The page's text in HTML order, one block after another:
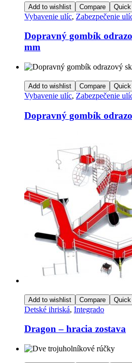
viacero
variantov.
Možnosti
si
môžete
stránke
Add to wishlist Compare
Vybavenie ulíc, Zabezpečenie
Dopravný gombík
mm
Add to wishlist Compare
Vybavenie ulíc, Zabezpečenie
Dopravný gombík
Add to wishlist Compare
Detské ihriská, Integrado
Dragon – hracia zostava